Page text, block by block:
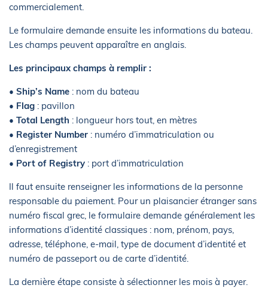
commercialement.
Le formulaire demande ensuite les informations du bateau.
Les champs peuvent apparaître en anglais.
Les principaux champs à remplir :
• Ship’s Name : nom du bateau
• Flag : pavillon
• Total Length : longueur hors tout, en mètres
• Register Number : numéro d’immatriculation ou
d’enregistrement
• Port of Registry : port d’immatriculation
Il faut ensuite renseigner les informations de la personne
responsable du paiement. Pour un plaisancier étranger sans
numéro fiscal grec, le formulaire demande généralement les
informations d’identité classiques : nom, prénom, pays,
adresse, téléphone, e-mail, type de document d’identité et
numéro de passeport ou de carte d’identité.
La dernière étape consiste à sélectionner les mois à payer.